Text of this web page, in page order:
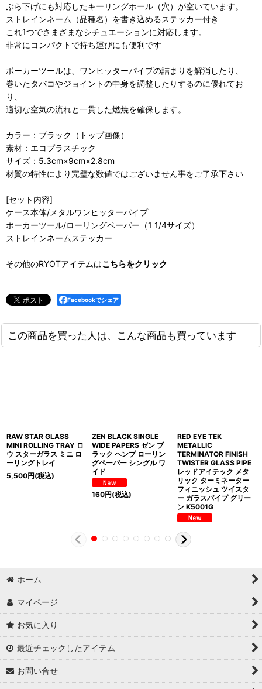
ぶら下げにも対応したキーリングホール（穴）が空いています。
ストレインネーム（品種名）を書き込めるステッカー付き
これ1つでさまざまなシチュエーションに対応します。
非常にコンパクトで持ち運びにも便利です
ポーカーツールは、ワンヒッターパイプの詰まりを解消したり、
巻いたタバコやジョイントの中身を調整​​したりするのに優れてお
り、
適切な空気の流れと一貫した燃焼を確保します。
カラー：ブラック（トップ画像）
素材：エコプラスチック
サイズ：5.3cm×9cm×2.8cm
材質の特性により完璧な数値ではございません事をご了承下さい
[セット内容]
ケース本体/メタルワンヒッターパイプ
ポーカーツール/ローリングペーパー（1 1/4サイズ）
ストレインネームステッカー
その他のRYOTアイテムはこちらをクリック
Facebookでシェア
この商品を買った人は、こんな商品も買っています
RAW STAR GLASS
MINI ROLLING TRAY ロ
ウ スターガラス ミニ ロ
ーリングトレイ
5,500円(税込)
ZEN BLACK SINGLE
WIDE PAPERS ゼン ブ
ラック ヘンプ ローリン
グペーパー シングル ワ
イド
160円(税込)
RED EYE TEK
METALLIC
TERMINATOR FINISH
TWISTER GLASS PIPE
レッドアイテック メタ
リック ターミネーター
フィニッシュ ツイスタ
ー ガラスパイプ グリー
ン K5001G
ホーム
マイページ
お気に入り
最近チェックしたアイテム
お問い合せ